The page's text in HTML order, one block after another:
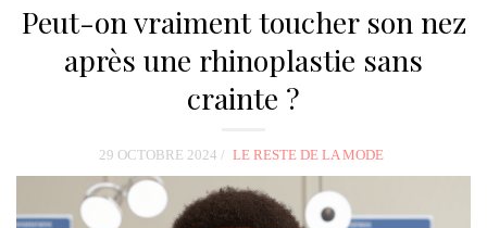
Peut-on vraiment toucher son nez
après une rhinoplastie sans
crainte ?
29 OCTOBRE 2024 LE RESTE DE LA MODE